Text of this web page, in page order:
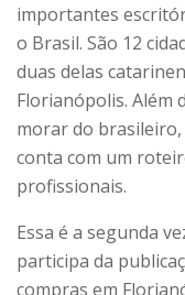
importantes
o Brasil. São 12
duas delas
Florianópolis. Além
morar do
conta com um
profissionais.
Essa é a segunda
participa da
compras em